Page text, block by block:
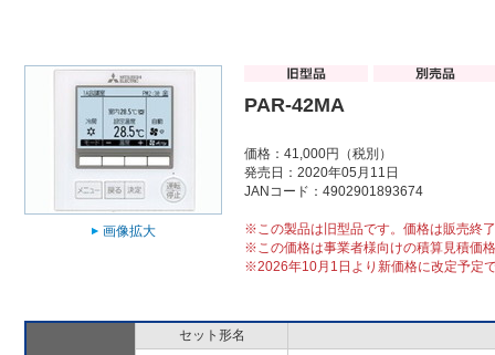
画像拡大
PAR-42MA
価格：41,000円（税別）
発売日：2020年05月11日
JANコード：4902901893674
※この製品は旧型品です。価格は販売終
※この価格は事業者様向けの積算見積価
※2026年10月1日より新価格に改定予定
セット形名